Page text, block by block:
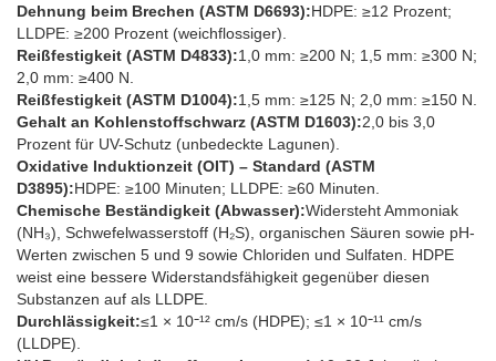
Dehnung beim Brechen (ASTM D6693):HDPE: ≥12 Prozent;
LLDPE: ≥200 Prozent (weichflossiger).
Reißfestigkeit (ASTM D4833):1,0 mm: ≥200 N; 1,5 mm: ≥300 N;
2,0 mm: ≥400 N.
Reißfestigkeit (ASTM D1004):1,5 mm: ≥125 N; 2,0 mm: ≥150 N.
Gehalt an Kohlenstoffschwarz (ASTM D1603):2,0 bis 3,0
Prozent für UV-Schutz (unbedeckte Lagunen).
Oxidative Induktionzeit (OIT) – Standard (ASTM
D3895):HDPE: ≥100 Minuten; LLDPE: ≥60 Minuten.
Chemische Beständigkeit (Abwasser):Widersteht Ammoniak
(NH₃), Schwefelwasserstoff (H₂S), organischen Säuren sowie pH-
Werten zwischen 5 und 9 sowie Chloriden und Sulfaten. HDPE
weist eine bessere Widerstandsfähigkeit gegenüber diesen
Substanzen auf als LLDPE.
Durchlässigkeit:≤1 × 10⁻¹² cm/s (HDPE); ≤1 × 10⁻¹¹ cm/s
(LLDPE).